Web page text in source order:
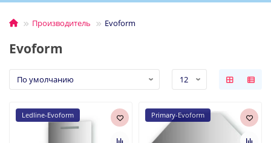
Производитель Evoform
Evoform
Ledline-Evoform Primary-Evoform